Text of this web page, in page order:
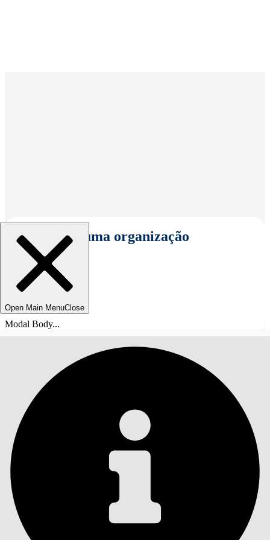
Selecionar uma organização
Open Main MenuClose
Modal Body...
ÍNDICE